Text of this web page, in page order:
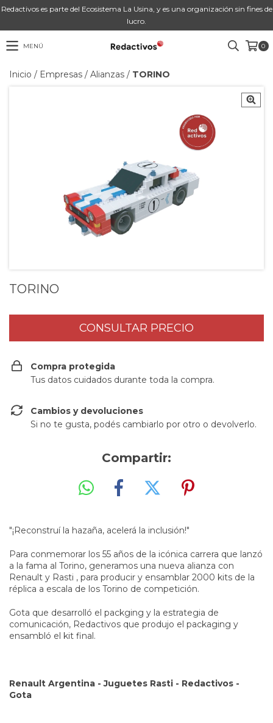
Redactivos es parte del Ecosistema La Usina, y es una organización sin fines de
lucro.
MENÚ 0
Inicio / Empresas / Alianzas / TORINO
TORINO
Compra protegida
Tus datos cuidados durante toda la compra.
Cambios y devoluciones
Si no te gusta, podés cambiarlo por otro o devolverlo.
Compartir:
"¡Reconstruí la hazaña, acelerá la inclusión!"
Para conmemorar los 55 años de la icónica carrera que lanzó
a la fama al Torino, generamos una nueva alianza con
Renault y Rasti , para producir y ensamblar 2000 kits de la
réplica a escala de los Torino de competición.
Gota que desarrolló el packging y la estrategia de
comunicación, Redactivos que produjo el packaging y
ensambló el kit final.
Renault Argentina - Juguetes Rasti - Redactivos -
Gota